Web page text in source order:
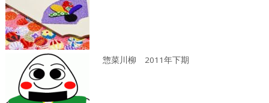
惣菜川柳 2011年下期